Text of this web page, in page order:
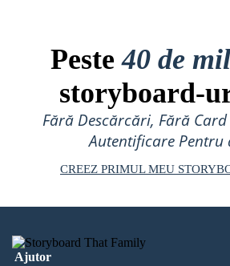
Peste40 de
storyboard-
Fără Descărcări, Fără
Autentificare Pentru
CREEZ PRIMUL MEU
Ajutor